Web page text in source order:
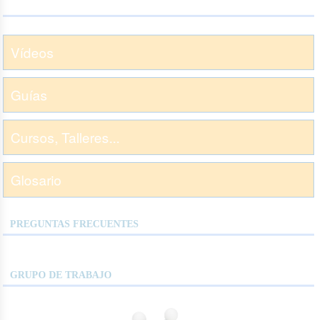
Vídeos
Guías
Cursos, Talleres...
Glosario
PREGUNTAS FRECUENTES
GRUPO DE TRABAJO